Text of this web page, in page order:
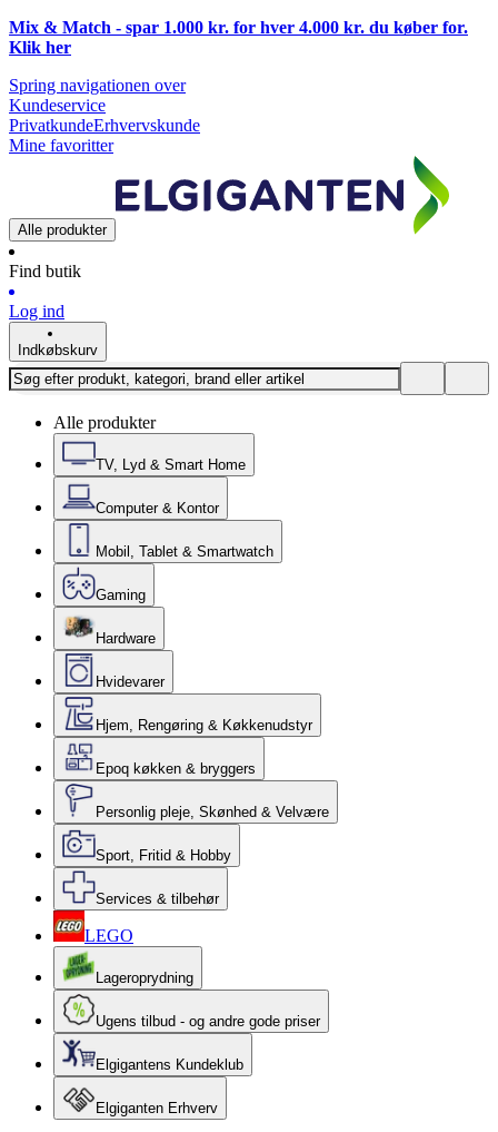
Mix & Match - spar 1.000 kr. for hver 4.000 kr. du køber for.
Klik her
Spring navigationen over
Kundeservice
PrivatkundeErhvervskunde
Mine favoritter
Alle produkter
Find butik
Log ind
Indkøbskurv
Alle produkter
TV, Lyd & Smart Home
Computer & Kontor
Mobil, Tablet & Smartwatch
Gaming
Hardware
Hvidevarer
Hjem, Rengøring & Køkkenudstyr
Epoq køkken & bryggers
Personlig pleje, Skønhed & Velvære
Sport, Fritid & Hobby
Services & tilbehør
LEGO
Lageroprydning
Ugens tilbud - og andre gode priser
Elgigantens Kundeklub
Elgiganten Erhverv